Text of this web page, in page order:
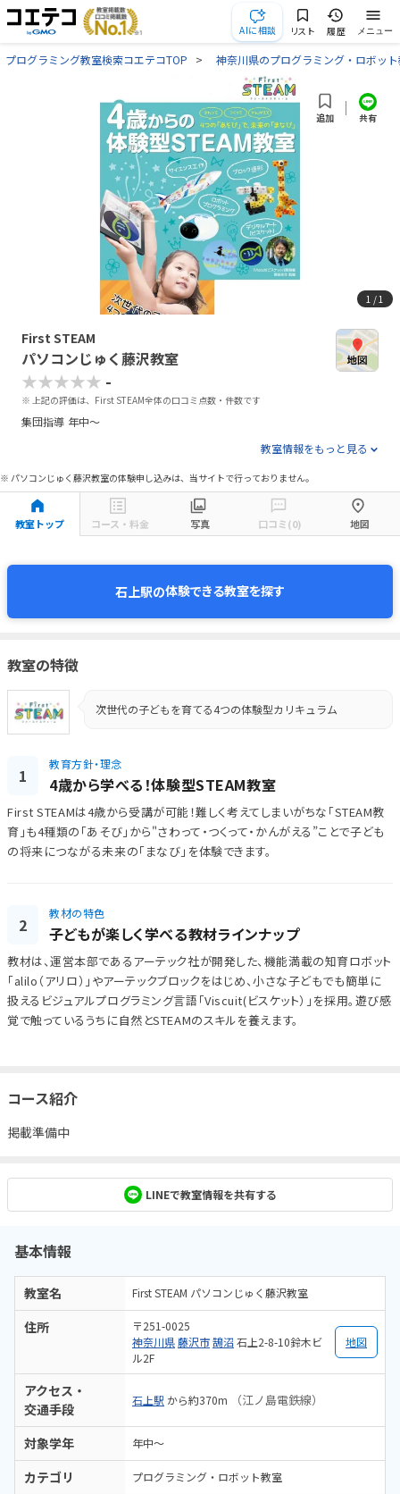
AIに相談 リスト 履歴 メニュー
プログラミング教室検索コエテコTOP 神奈川県のプログラミング・ロボッ
1 / 1
追加 共有
First STEAM
パソコンじゅく藤沢教室
★★★★★ -
※ 上記の評価は、First STEAM全体の口コミ点数・件数です
集団指導 年中～
教室情報をもっと見る
※ パソコンじゅく藤沢教室の体験申し込みは、当サイトで行っておりません。
教室トップ コース・料金 写真 口コミ(0) 地図
石上駅の体験できる教室を探す
教室の特徴
次世代の子どもを育てる4つの体験型カリキュラム
1
教育方針・理念
4歳から学べる！体験型STEAM教室
First STEAMは4歳から受講が可能！難しく考えてしまいがちな「STEAM教
育」も4種類の「あそび」から"さわって・つくって・かんがえる”ことで子ども
の将来につながる未来の「まなび」を体験できます。
2
教材の特色
子どもが楽しく学べる教材ラインナップ
教材は、運営本部であるアーテック社が開発した、機能満載の知育ロボット
「alilo（アリロ）」やアーテックブロックをはじめ、小さな子どもでも簡単に
扱えるビジュアルプログラミング言語「Viscuit(ビスケット）」を採用。遊び感
覚で触っているうちに自然とSTEAMのスキルを養えます。
コース紹介
掲載準備中
LINEで教室情報を共有する
基本情報
教室名 First STEAM パソコンじゅく藤沢教室
住所
〒251-0025
神奈川県藤沢市鵠沼石上2-8-10鈴木ビ
ル2F
地図
アクセス・
交通手段
石上駅 から約370m （江ノ島電鉄線）
対象学年 年中～
カテゴリ プログラミング・ロボット教室